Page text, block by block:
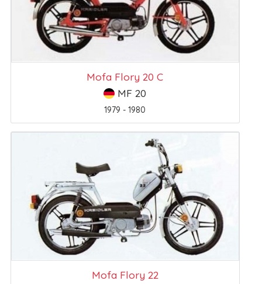
Mofa Flory 20 C
MF 20
1979 - 1980
Mofa Flory 22